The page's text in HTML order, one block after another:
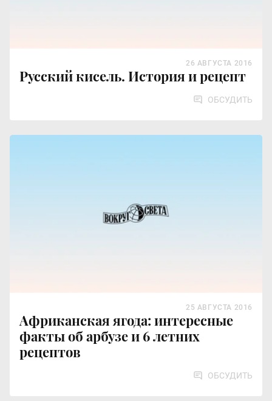
Русский кисель. История и рецепт
26 АВГУСТА 2016
ОБСУДИТЬ
Африканская ягода: интересные
факты об арбузе и 6 летних
рецептов
25 АВГУСТА 2016
ОБСУДИТЬ